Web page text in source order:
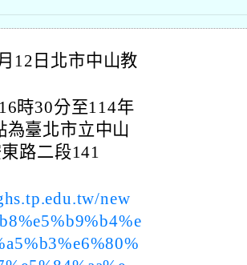
12日北市中山教
時30分至114年
為臺北市立中山
路二段141
new